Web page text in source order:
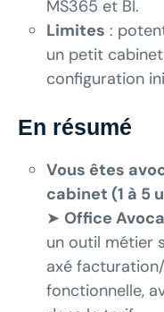
MS365 et BI.
Limites :
un petit
configuration
En résumé
Vous êtes
cabinet (1 à 5
➤ Office
un outil métier
axé
fonctionnelle,